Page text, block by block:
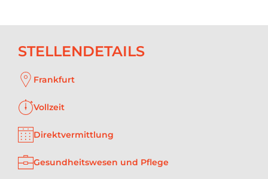
STELLENDETAILS
Frankfurt
Vollzeit
Direktvermittlung
Gesundheitswesen und Pflege